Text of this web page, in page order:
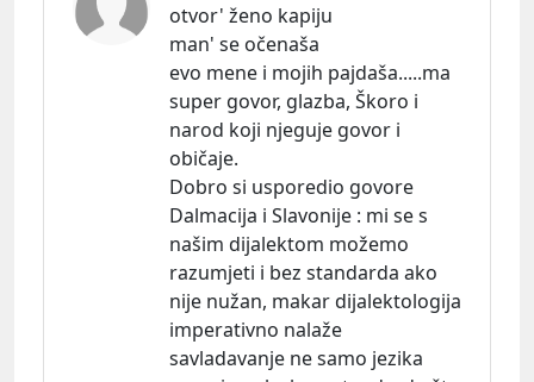
otvor' ženo kapiju
man' se očenaša
evo mene i mojih pajdaša.....ma
super govor, glazba, Škoro i
narod koji njeguje govor i
običaje.
Dobro si usporedio govore
Dalmacija i Slavonije : mi se s
našim dijalektom možemo
razumjeti i bez standarda ako
nije nužan, makar dijalektologija
imperativno nalaže
savladavanje ne samo jezika